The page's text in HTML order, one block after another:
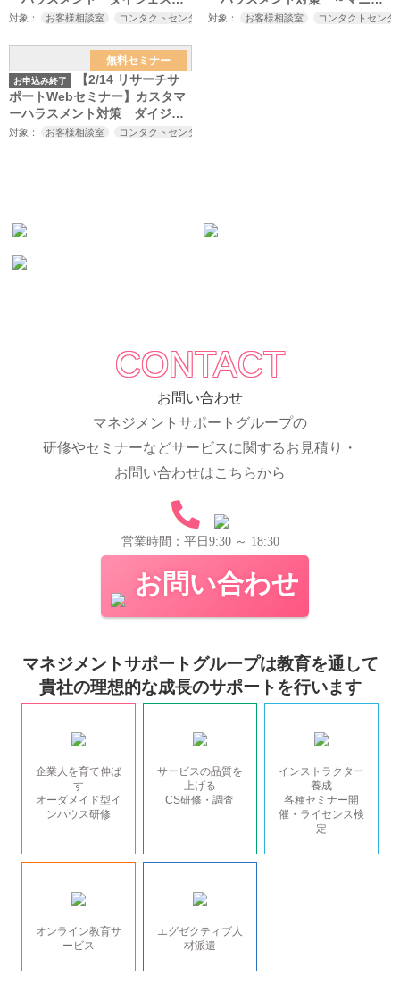
セミナー
対象： お客様相談室 コンタクトセンター センター長 責任者 教育をご検討中
アル作成講座～
対象： お客様相談室 コンタクトセンタ
無料セミナー
お申込み終了
【2/14 リサーチサ
ポートWebセミナー】カスタマ
ーハラスメント対策 ダイジェ
ストセミナー
対象： お客様相談室 コンタクトセンター
CONTACT
お問い合わせ
マネジメントサポートグループの
研修やセミナーなどサービスに関するお見積り・
お問い合わせはこちらから
営業時間：平日9:30 ～ 18:30
お問い合わせ
マネジメントサポートグループは教育を通して
貴社の理想的な成長のサポートを行います
企業人を育て伸ば
す
オーダメイド型イ
ンハウス研修
サービスの品質を
上げる
CS研修・調査
インストラクター
養成
各種セミナー開
催・ライセンス検
定
オンライン教育サ
ービス
エグゼクティブ人
材派遣